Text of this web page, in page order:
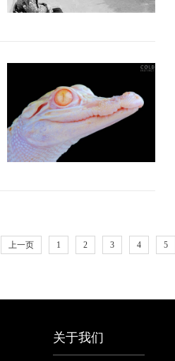
上一页 1 2 3 4 5
关于我们